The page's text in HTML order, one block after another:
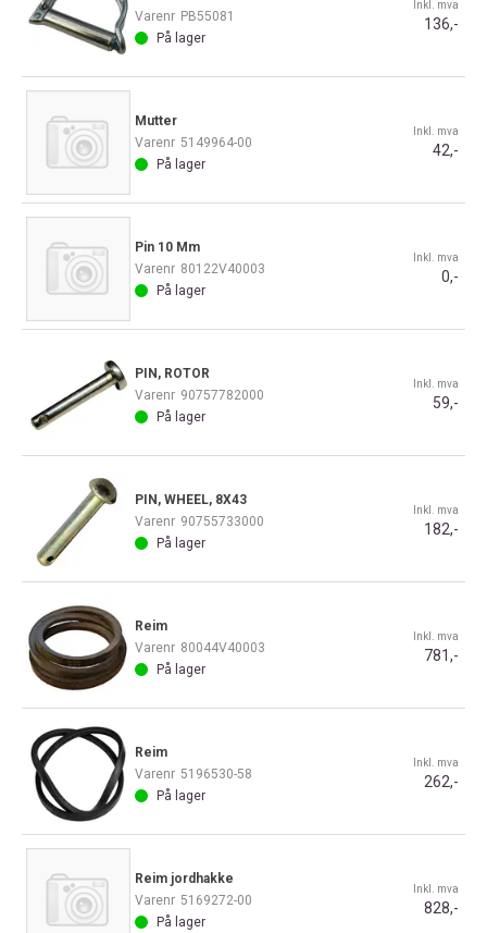
Varenr PB55081
På lager
Inkl. mva
136,-
Mutter
Varenr 5149964-00
På lager
Inkl. mva
42,-
Pin 10 Mm
Varenr 80122V40003
På lager
Inkl. mva
0,-
PIN, ROTOR
Varenr 90757782000
På lager
Inkl. mva
59,-
PIN, WHEEL, 8X43
Varenr 90755733000
På lager
Inkl. mva
182,-
Reim
Varenr 80044V40003
På lager
Inkl. mva
781,-
Reim
Varenr 5196530-58
På lager
Inkl. mva
262,-
Reim jordhakke
Varenr 5169272-00
På lager
Inkl. mva
828,-